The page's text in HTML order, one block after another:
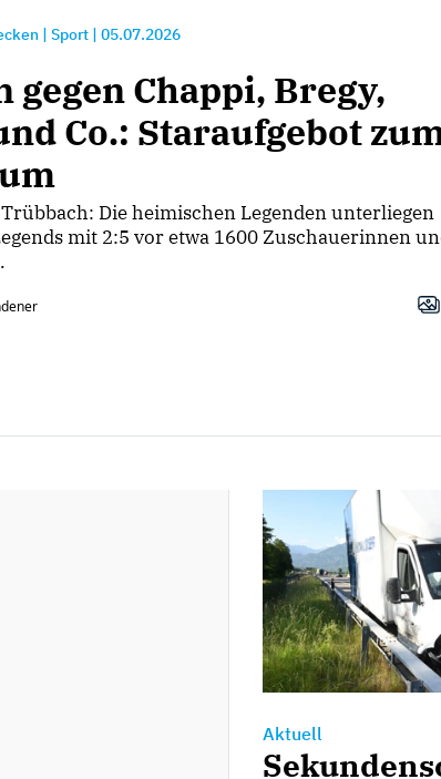
| Sport | 05.07.2026
gegen Chappi, Bregy,
Co.: Staraufgebot
Trübbach: Die heimischen Legenden unterliegen
mit 2:5 vor etwa 1600 Zuschauerinnen
Aktuell